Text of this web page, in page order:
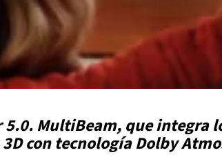
MultiBeam, que integra
con tecnología Dolby